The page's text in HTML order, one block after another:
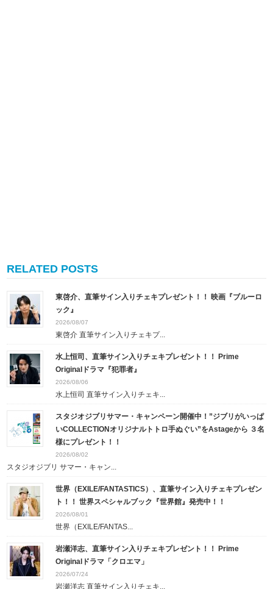
RELATED POSTS
東啓介、直筆サイン入りチェキプレゼント！！ 映画『ブルーロ
ック』
2026/08/07
東啓介 直筆サイン入りチェキプ...
水上恒司、直筆サイン入りチェキプレゼント！！ Prime
Originalドラマ『犯罪者』
2026/08/06
水上恒司 直筆サイン入りチェキ...
スタジオジブリサマー・キャンペーン開催中！”ジブリがいっぱ
いCOLLECTIONオリジナルトトロ手ぬぐい”をAstageから ３名
様にプレゼント！！
2026/08/02
スタジオジブリ サマー・キャン...
世界（EXILE/FANTASTICS）、直筆サイン入りチェキプレゼン
ト！！ 世界スペシャルブック『世界館』発売中！！
2026/08/01
世界（EXILE/FANTAS...
岩瀬洋志、直筆サイン入りチェキプレゼント！！ Prime
Originalドラマ「クロエマ」
2026/07/24
岩瀬洋志 直筆サイン入りチェキ...